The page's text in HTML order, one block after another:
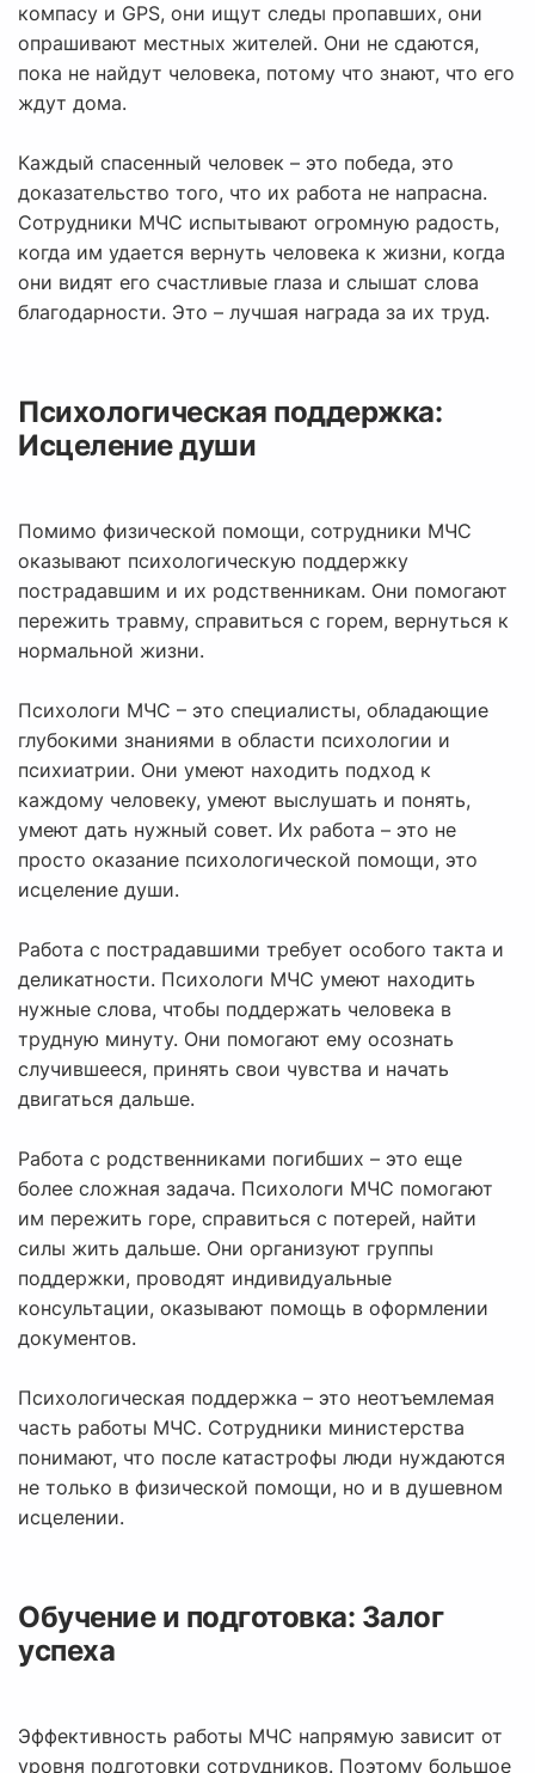
компасу и GPS, они ищут следы пропавших, они
опрашивают местных жителей. Они не сдаются,
пока не найдут человека, потому что знают, что его
ждут дома.
Каждый спасенный человек – это победа, это
доказательство того, что их работа не напрасна.
Сотрудники МЧС испытывают огромную радость,
когда им удается вернуть человека к жизни, когда
они видят его счастливые глаза и слышат слова
благодарности. Это – лучшая награда за их труд.
Психологическая поддержка:
Исцеление души
Помимо физической помощи, сотрудники МЧС
оказывают психологическую поддержку
пострадавшим и их родственникам. Они помогают
пережить травму, справиться с горем, вернуться к
нормальной жизни.
Психологи МЧС – это специалисты, обладающие
глубокими знаниями в области психологии и
психиатрии. Они умеют находить подход к
каждому человеку, умеют выслушать и понять,
умеют дать нужный совет. Их работа – это не
просто оказание психологической помощи, это
исцеление души.
Работа с пострадавшими требует особого такта и
деликатности. Психологи МЧС умеют находить
нужные слова, чтобы поддержать человека в
трудную минуту. Они помогают ему осознать
случившееся, принять свои чувства и начать
двигаться дальше.
Работа с родственниками погибших – это еще
более сложная задача. Психологи МЧС помогают
им пережить горе, справиться с потерей, найти
силы жить дальше. Они организуют группы
поддержки, проводят индивидуальные
консультации, оказывают помощь в оформлении
документов.
Психологическая поддержка – это неотъемлемая
часть работы МЧС. Сотрудники министерства
понимают, что после катастрофы люди нуждаются
не только в физической помощи, но и в душевном
исцелении.
Обучение и подготовка: Залог
успеха
Эффективность работы МЧС напрямую зависит от
уровня подготовки сотрудников. Поэтому большое